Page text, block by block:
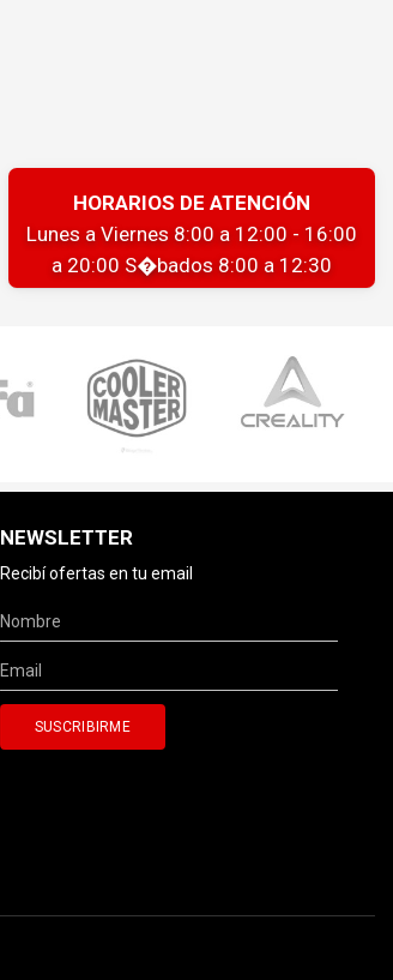
HORARIOS DE ATENCIÓN
Lunes a Viernes 8:00 a 12:00 - 16:00
a 20:00 S�bados 8:00 a 12:30
NEWSLETTER
Recibí ofertas en tu email